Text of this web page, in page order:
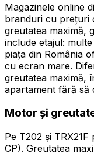
Magazinele online
branduri cu prețuri
greutatea maximă,
include etajul:
piața din România
cu ecran mare.
greutatea maximă,
apartament fără să
Motor și
Pe T202 și
CP). Greutatea